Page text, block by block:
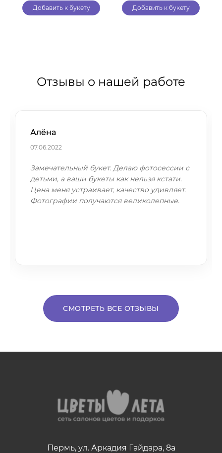
Добавить к букету Добавить к букету
Отзывы о нашей работе
Алёна
07.06.2022
Замечательный букет. Делаю фотосессии с
детьми, а ваши букеты как нельзя кстати.
Цена меня устраивает, качество удивляет.
Фотографии получаются великолепные.
СМОТРЕТЬ ВСЕ ОТЗЫВЫ
Пермь, ул. Аркадия Гайдара, 8а